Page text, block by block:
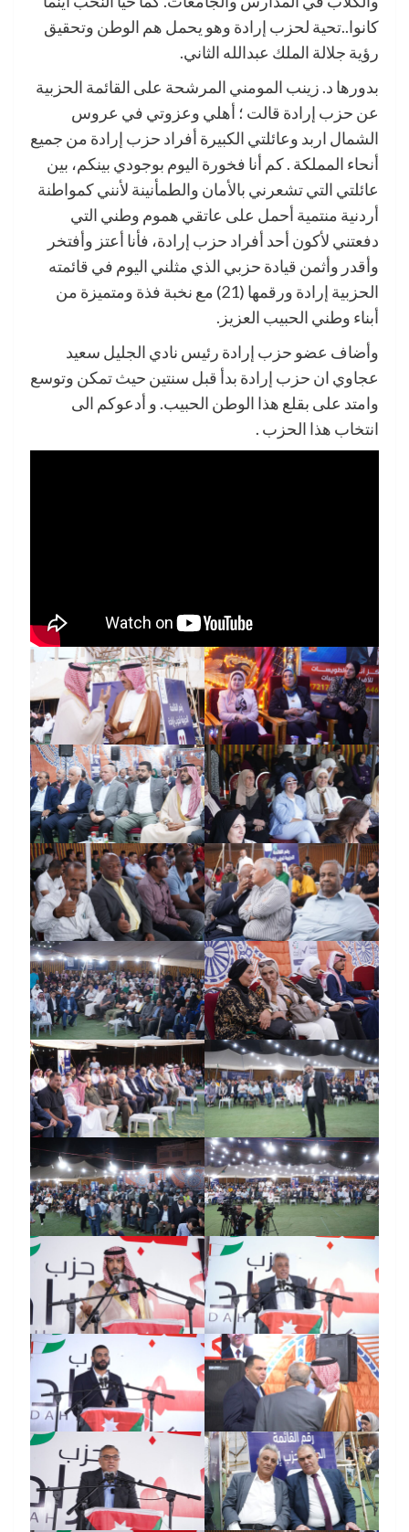
كانوا..تحية لحزب إرادة وهو يحمل هم الوطن وتحقيق
رؤية جلالة الملك عبدالله الثاني.
بدورها د. زينب المومني المرشحة على القائمة الحزبية
عن حزب إرادة قالت ؛ أهلي وعزوتي في عروس
الشمال اربد وعائلتي الكبيرة أفراد حزب إرادة من جميع
أنحاء المملكة . كم أنا فخورة اليوم بوجودي بينكم، بين
عائلتي التي تشعرني بالأمان والطمأنينة لأنني كمواطنة
أردنية منتمية أحمل على عاتقي هموم وطني التي
دفعتني لأكون أحد أفراد حزب إرادة، فأنا أعتز وأفتخر
وأقدر وأثمن قيادة حزبي الذي مثلني اليوم في قائمته
الحزبية إرادة ورقمها (21) مع نخبة فذة ومتميزة من
أبناء وطني الحبيب العزيز.
وأضاف عضو حزب إرادة رئيس نادي الجليل سعيد
عجاوي ان حزب إرادة بدأ قبل سنتين حيث تمكن وتوسع
وامتد على بقلع هذا الوطن الحبيب. و أدعوكم الى
انتخاب هذا الحزب .